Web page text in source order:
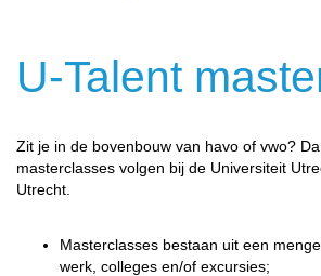
U-Talent
Zit je in de bovenbouw van havo of vwo?
masterclasses volgen bij de Universiteit
Utrecht.
Masterclasses bestaan uit een
werk, colleges en/of excursies;